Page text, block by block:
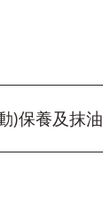
)保養及抹油